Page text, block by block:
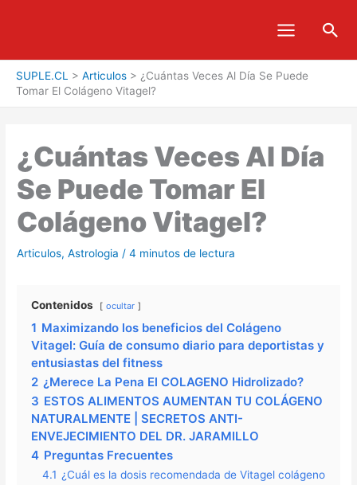
SUPLE.CL > Articulos > ¿Cuántas Veces Al Día Se Puede
Tomar El Colágeno Vitagel?
¿Cuántas Veces Al Día
Se Puede Tomar El
Colágeno Vitagel?
Articulos,Astrologia /4 minutos de lectura
Contenidos ocultar
1 Maximizando los beneficios del Colágeno
Vitagel: Guía de consumo diario para deportistas y
entusiastas del fitness
2 ¿Merece La Pena El COLAGENO Hidrolizado?
3 ESTOS ALIMENTOS AUMENTAN TU COLÁGENO
NATURALMENTE | SECRETOS ANTI-
ENVEJECIMIENTO DEL DR. JARAMILLO
4 Preguntas Frecuentes
4.1 ¿Cuál es la dosis recomendada de Vitagel colágeno